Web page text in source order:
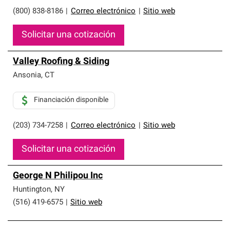
(800) 838-8186 Correo electrónico Sitio web
Solicitar una cotización
Valley Roofing & Siding
Ansonia, CT
(203) 734-7258 Correo electrónico Sitio web
Financiación disponible
Solicitar una cotización
George N Philipou Inc
Huntington, NY
(516) 419-6575
Sitio web